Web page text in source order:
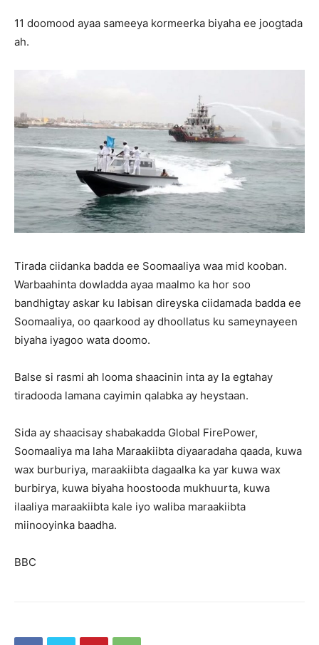
11 doomood ayaa sameeya kormeerka biyaha ee joogtada
ah.
Tirada ciidanka badda ee Soomaaliya waa mid kooban.
Warbaahinta dowladda ayaa maalmo ka hor soo
bandhigtay askar ku labisan direyska ciidamada badda ee
Soomaaliya, oo qaarkood ay dhoollatus ku sameynayeen
biyaha iyagoo wata doomo.
Balse si rasmi ah looma shaacinin inta ay la egtahay
tiradooda lamana cayimin qalabka ay heystaan.
Sida ay shaacisay shabakadda Global FirePower,
Soomaaliya ma laha Maraakiibta diyaaradaha qaada, kuwa
wax burburiya, maraakiibta dagaalka ka yar kuwa wax
burbirya, kuwa biyaha hoostooda mukhuurta, kuwa
ilaaliya maraakiibta kale iyo waliba maraakiibta
miinooyinka baadha.
BBC